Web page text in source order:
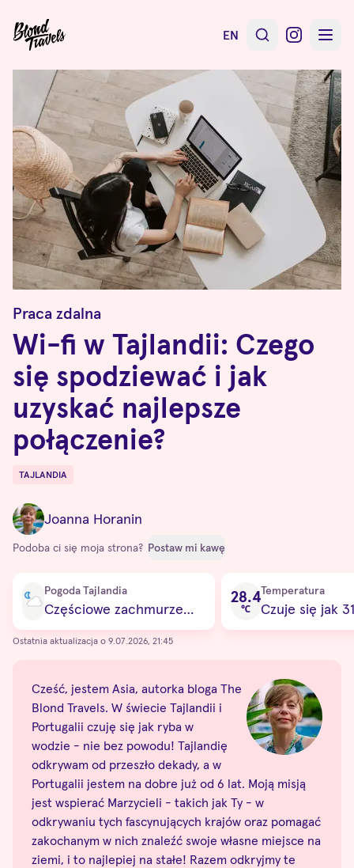
EN
Praca zdalna
Wi-fi w Tajlandii: Czego
się spodziewać i jak
uzyskać najlepsze
połączenie?
Destinations
TAJLANDIA
Joanna Horanin
Podoba ci się moja strona? Postaw mi kawę
Pogoda Tajlandia
Częściowe zachmurzenie
28.4
℃
Temperatura
Czuje się jak
Ostatnia aktualizacja o 9.07.2026, 21:45
Cześć, jestem Asia, autorka bloga The
Blond Travels. W świecie Tajlandii i
Portugalii czuję się jak ryba w
wodzie - nie bez powodu! Tajlandię
odkrywam od przeszło dekady, a w
Portugalii jestem na dobre już od 6 lat. Moją misją
jest wspierać Marzycieli - takich jak Ty - w
odkrywaniu tych fascynujących krajów oraz pomagać
zakochanym w nich znaleźć swoje własne miejsce na
ziemi, i to najlepiej na stałe! Razem odkryjmy te